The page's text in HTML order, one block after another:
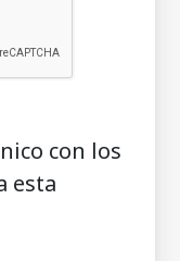
con los
esta